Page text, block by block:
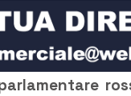
arlamentare